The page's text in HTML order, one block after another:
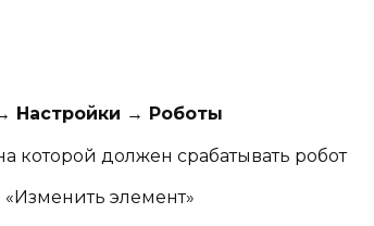
Настройки → Роботы
которой должен срабатывать робот
элемент»